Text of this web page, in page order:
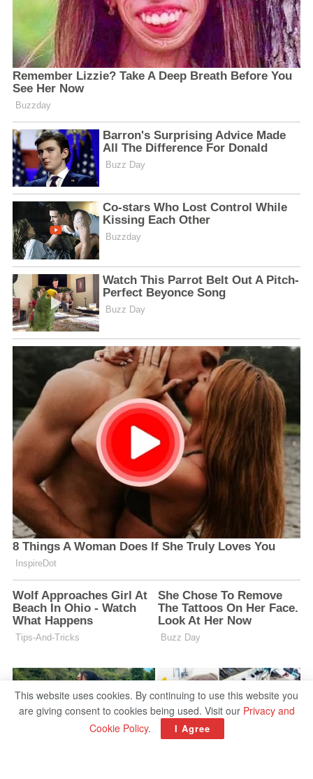
This website uses cookies. By continuing to use this website you
are giving consent to cookies being used. Visit our Privacy and
Cookie Policy. I Agree